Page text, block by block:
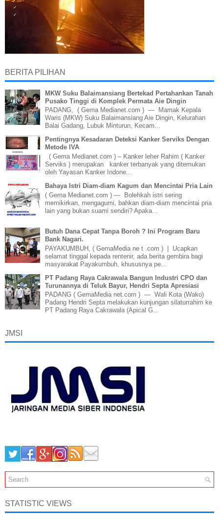
BERITA PILIHAN
MKW Suku Balaimansiang Bertekad Pertahankan Tanah
Pusako Tinggi di Komplek Permata Aie Dingin
PADANG, ( Gema Medianet.com ) — Mamak Kepala
Waris (MKW) Suku Balaimansiang Aie Dingin, Kelurahan
Balai Gadang, Lubuk Minturun, Kecam...
Pentingnya Kesadaran Deteksi Kanker Serviks Dengan
Metode IVA
( Gema Medianet.com ) – Kanker leher Rahim ( Kanker
Serviks ) merupakan kanker terbanyak yang ditemukan
oleh Yayasan Kanker Indone...
Bahaya Istri Diam-diam Kagum dan Mencintai Pria Lain
( Gema Medianet.com ) — Bolehkah istri sering
memikirkan, mengagumi, bahkan diam-diam mencintai pria
lain yang bukan suami sendiri? Apaka...
Butuh Dana Cepat Tanpa Boroh ? Ini Program Baru
Bank Nagari.
PAYAKUMBUH, ( GemaMedia ne t .com ) | Ucapkan
selamat tinggal kepada rentenir, ada berita gembira bagi
masyarakat Payakumbuh, khususnya pe...
PT Padang Raya Cakrawala Bangun Industri CPO dan
Turunannya di Teluk Bayur, Hendri Septa Apresiasi
PADANG ( GemaMedia net.com ) — Wali Kota (Wako)
Padang Hendri Septa melakukan kunjungan silaturrahim ke
PT Padang Raya Cakrawala (Apical G...
JMSI
STATISTIC VIEWS